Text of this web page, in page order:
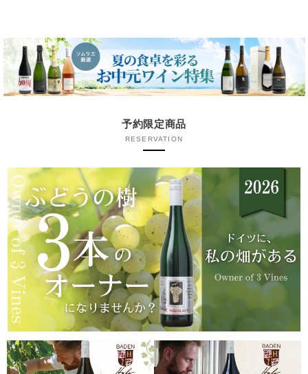
予約限定商品
RESERVATION